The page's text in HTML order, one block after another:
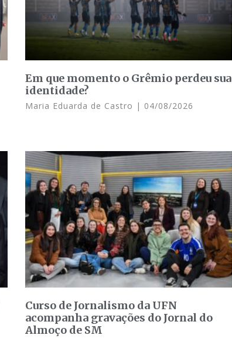
Em que momento o Grêmio perdeu sua
identidade?
Maria Eduarda de Castro 04/08/2026
Curso de Jornalismo da UFN
acompanha gravações do Jornal do
Almoço de SM